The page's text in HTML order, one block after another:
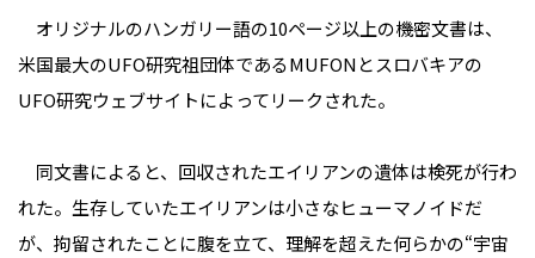
オリジナルのハンガリー語の10ページ以上の機密文書は、
米国最大のUFO研究祖団体であるMUFONとスロバキアの
UFO研究ウェブサイトによってリークされた。
同文書によると、回収されたエイリアンの遺体は検死が行わ
れた。生存していたエイリアンは小さなヒューマノイドだ
が、拘留されたことに腹を立て、理解を超えた何らかの“宇宙